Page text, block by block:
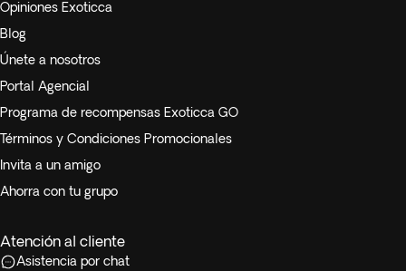
Opiniones Exoticca
Blog
Únete a nosotros
Portal Agencial
Programa de recompensas Exoticca GO
Términos y Condiciones Promocionales
Invita a un amigo
Ahorra con tu grupo
Atención al cliente
Asistencia por chat